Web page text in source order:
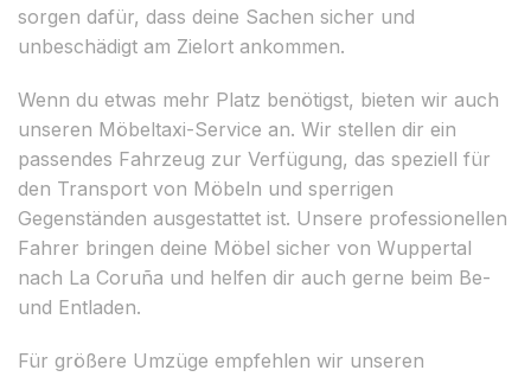
sorgen dafür, dass deine Sachen sicher und
unbeschädigt am Zielort ankommen.
Wenn du etwas mehr Platz benötigst, bieten wir auch
unseren Möbeltaxi-Service an. Wir stellen dir ein
passendes Fahrzeug zur Verfügung, das speziell für
den Transport von Möbeln und sperrigen
Gegenständen ausgestattet ist. Unsere professionellen
Fahrer bringen deine Möbel sicher von Wuppertal
nach La Coruña und helfen dir auch gerne beim Be-
und Entladen.
Für größere Umzüge empfehlen wir unseren